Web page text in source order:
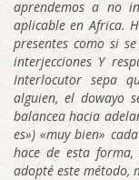
aprendemosa no
aplicable en Africa.
presentes como si se
interjecciones Y
Interlocutor sepa
alguien, el dowayo
balancea hacia
es») «muy bien»
hace de esta forma,
adopté este método,